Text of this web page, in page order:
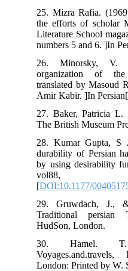
25. Mizra
the efforts of
Literature
numbers 5
26.
translated by
Amir Kabir. ]In
27. Baker,
The British
28. Kumar
durability of
by using
[DOI:10.1177/
29.
Traditional
HudSon,
30.
London: